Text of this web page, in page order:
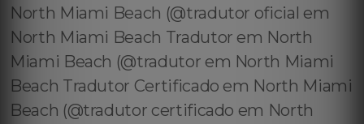
North Miami Beach (@tradutor oficial em
North Miami Beach Tradutor em North
Miami Beach (@tradutor em North Miami
Beach Tradutor Certificado em North Miami
Beach (@tradutor certificado em North